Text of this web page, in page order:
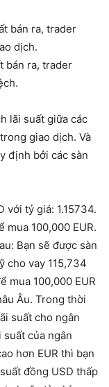
bán ra, trader
dịch.
bán ra, trader
lãi suất giữa các
giao dịch. Và
định bởi các sàn
với tỷ giá: 1.15734.
mua 100,000 EUR.
Bạn sẽ được sàn
cho vay 115,734
mua 100,000 EUR
Âu. Trong thời
suất cho ngân
của ngân
hơn EUR thì bạn
đồng USD thấp